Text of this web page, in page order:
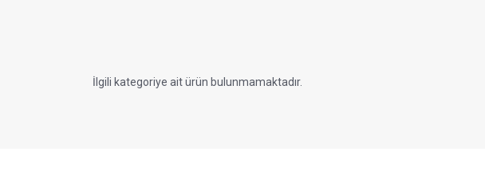
İlgili kategoriye ait ürün bulunmamaktadır.